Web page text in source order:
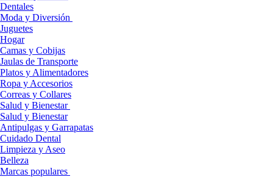
Dentales
Moda y Diversión
Juguetes
Hogar
Camas y Cobijas
Jaulas de Transporte
Platos y Alimentadores
Ropa y Accesorios
Correas y Collares
Salud y Bienestar
Salud y Bienestar
Antipulgas y Garrapatas
Cuidado Dental
Limpieza y Aseo
Belleza
Marcas populares